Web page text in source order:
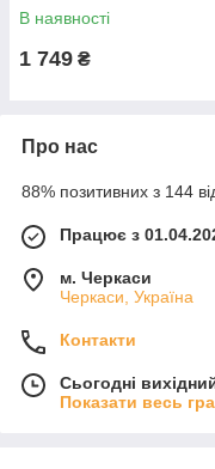
В наявності
1 749 ₴
Про нас
88% позитивних з 144
Працює з
м. Черкаси
Черкаси, Україна
Контакти
Сьогодні
Показати весь